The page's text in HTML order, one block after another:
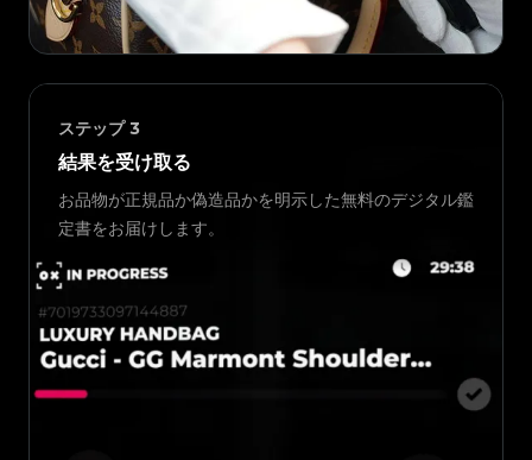
ステップ 3
結果を受け取る
お品物が正規品か偽造品かを明示した無料のデジタル鑑
定書をお届けします。